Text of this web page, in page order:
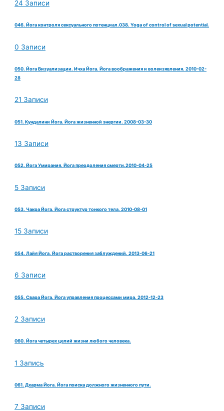
24 Записи
046. Йога контроля сексуального потенциал.038. Yoga of control of sexual potential.
0 Записи
050. Йога Визуализации. Ичха Йога. Йога воображения и волеизявления. 2010-02-
28
21 Записи
051. Кундалини Йога. Йога жизненной энергии. 2008-03-30
13 Записи
052. Йога Умирания. Йога преодоления смерти.2010-04-25
5 Записи
053. Чакра Йога. Йога структур тонкого тела. 2010-08-01
15 Записи
054. Лайя Йога. Йога растворения заблуждений. 2013-06-21
6 Записи
055. Свара Йога. Йога управления процессами мира. 2012-12-23
2 Записи
060. Йога четырех целий жизни любого человека.
1 Запись
061. Дхарма Йога. Йога поиска должного жизненного пути.
7 Записи